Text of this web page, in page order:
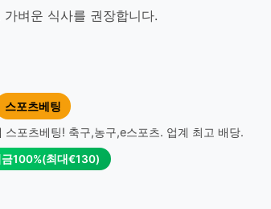
벼운 식사를 권장합니다.
스포츠베팅
스포츠베팅! 축구,농구,e스포츠. 업계 최고 배당.
금100%(최대€130)